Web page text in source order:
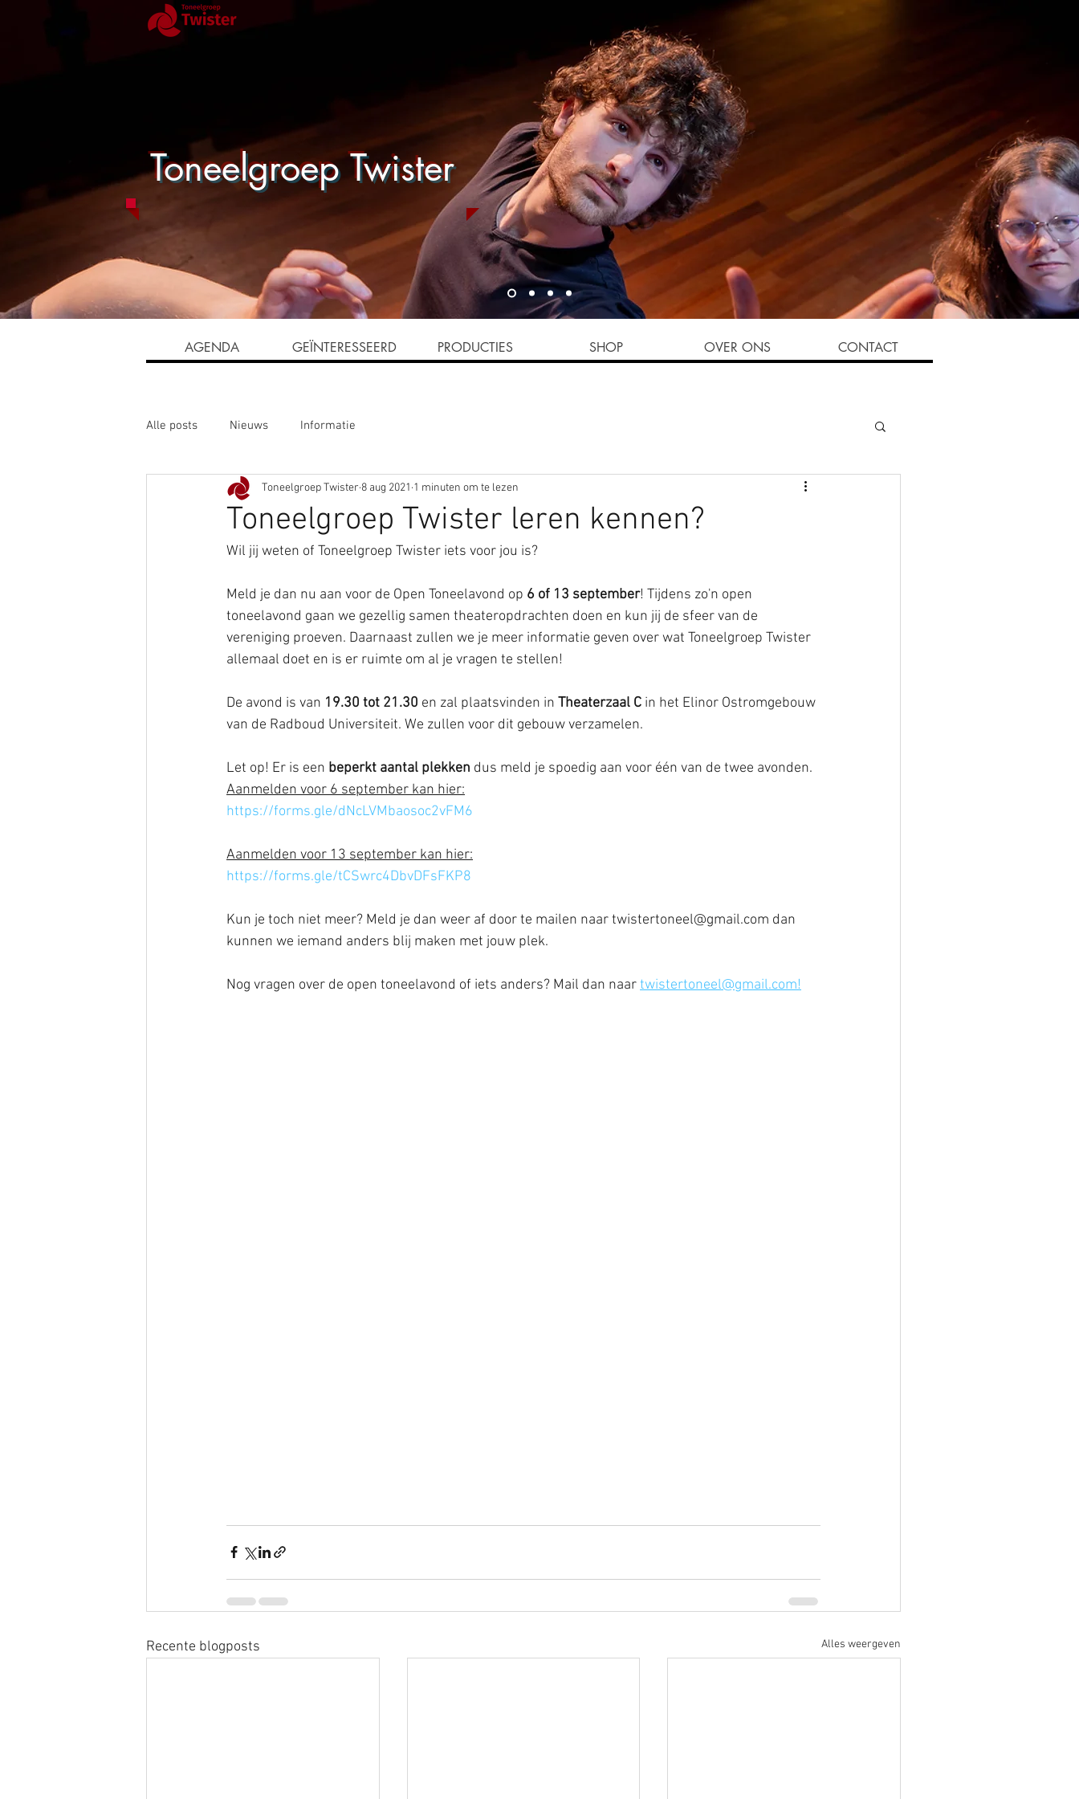
Toneelgroep Twister
AGENDA GEÏNTERESSEERD PRODUCTIES SHOP OVER ONS CONTACT
Alle posts Nieuws Informatie
Toneelgroep Twister leren kennen?
Toneelgroep Twister 8 aug 2021 1 minuten om te lezen
Wil jij weten of Toneelgroep Twister iets voor jou is?
Meld je dan nu aan voor de Open Toneelavond op 6 of 13 september! Tijdens zo'n open
toneelavond gaan we gezellig samen theateropdrachten doen en kun jij de sfeer van de
vereniging proeven. Daarnaast zullen we je meer informatie geven over wat Toneelgroep Twister
allemaal doet en is er ruimte om al je vragen te stellen!
De avond is van 19.30 tot 21.30 en zal plaatsvinden in Theaterzaal C in het Elinor Ostromgebouw
van de Radboud Universiteit. We zullen voor dit gebouw verzamelen.
Let op! Er is een beperkt aantal plekken dus meld je spoedig aan voor één van de twee avonden.
Aanmelden voor 6 september kan hier:
https://forms.gle/dNcLVMbaosoc2vFM6
Aanmelden voor 13 september kan hier:
https://forms.gle/tCSwrc4DbvDFsFKP8
Kun je toch niet meer? Meld je dan weer af door te mailen naar twistertoneel@gmail.com dan
kunnen we iemand anders blij maken met jouw plek.
Nog vragen over de open toneelavond of iets anders? Mail dan naar twistertoneel@gmail.com!
Recente blogposts Alles weergeven